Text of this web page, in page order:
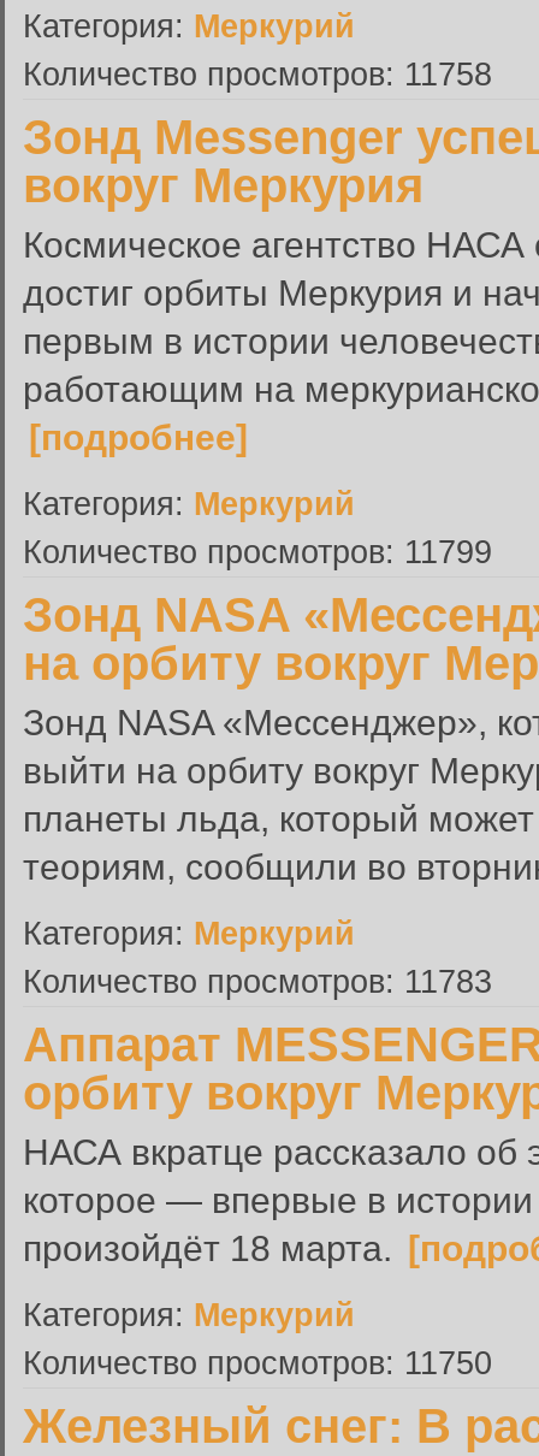
Категория: Меркурий
Количество просмотров: 11758
Зонд Messenger
вокруг Меркурия
Космическое агентство
достиг орбиты Меркурия и
первым в истории
работающим на
[подробнее]
Категория: Меркурий
Количество просмотров: 11799
Зонд NASA
на орбиту вокруг
Зонд NASA «Мессенджер»,
выйти на орбиту вокруг
планеты льда, который
теориям, сообщили во
Категория: Меркурий
Количество просмотров: 11783
Аппарат
орбиту вокруг
НАСА вкратце рассказало об
которое — впервые в
произойдёт 18 марта.
Категория: Меркурий
Количество просмотров: 11750
Железный снег: В